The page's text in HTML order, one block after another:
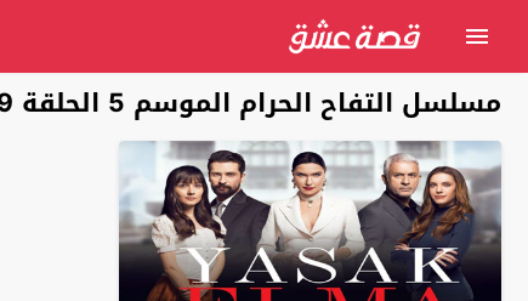
مسلسل التفاح الحرام الموسم 5 الحلقة 29